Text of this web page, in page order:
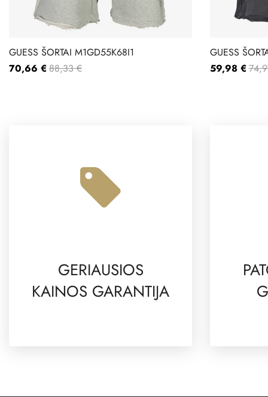
GUESS ŠORTAI M1GD55K68I1
70,66 € 88,33 €
GUESS
59,98 €
GERIAUSIOS
KAINOS GARANTIJA